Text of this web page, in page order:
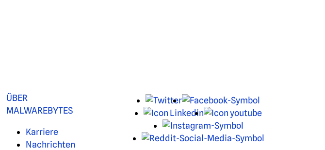
ÜBER
MALWAREBYTES
Karriere
Nachrichten
X
LinkedIn
Youtube
Instagram
Reddit